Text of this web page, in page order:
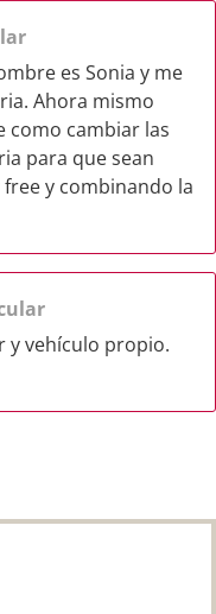
es Sonia y me
Ahora mismo
como cambiar las
para que sean
y combinando la
y vehículo propio.